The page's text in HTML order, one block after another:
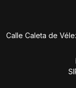
Calle Caleta de